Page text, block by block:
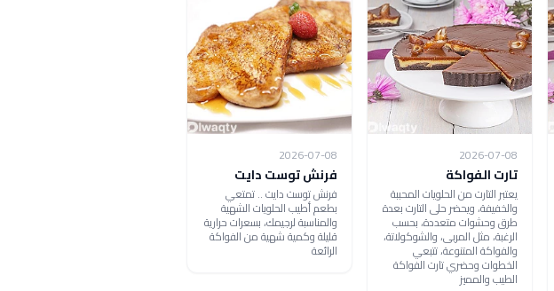
2026-07-08
تارت الفواكة
يعتبر التارت من الحلويات المحببة
والخفيفة، ويحضر حلى التارت بعدة
طرق وحشوات متعددة، بحسب
الرغبة، مثل المربى، والشوكولاتة،
والفواكة المتنوعة، تتبعي
الخطوات وحضري تارت الفواكة
الطيب والمميز
2026-07-08
فرنش توست دايت
فرنش توست دايت .. تمتعي
بطعم أطيب الحلويات الشهية
والمناسبة لرجيمك، بسعرات حرارية
قليلة وكمية شهية من الفواكة
الرائعة